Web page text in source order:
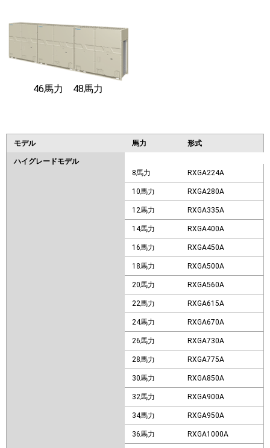
46馬力 48馬力
モデル 馬力 形式
ハイグレードモデル
8馬力
RXGA224A
10馬力 RXGA280A
12馬力 RXGA335A
14馬力 RXGA400A
16馬力 RXGA450A
18馬力 RXGA500A
20馬力 RXGA560A
22馬力 RXGA615A
24馬力 RXGA670A
26馬力 RXGA730A
28馬力 RXGA775A
30馬力 RXGA850A
32馬力 RXGA900A
34馬力 RXGA950A
36馬力 RXGA1000A